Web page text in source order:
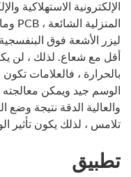
الإلكترونية الاستهلاكية
ليزر الأشعة فوق
أقل مع شعاع. لذلك ، لن
بالحرارة ، فالعلامات
الوسم جيد ويمكن
والعالية الدقة نتيجة وضع
تلامس ، لذلك يكون تأثير
تطبيق